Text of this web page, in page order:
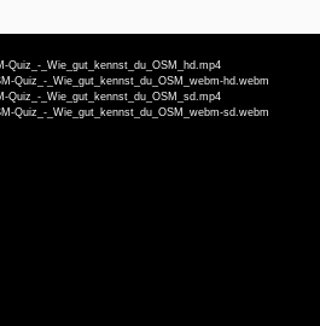
_Wie_gut_kennst_du_OSM_hd.mp4
Quiz_-_Wie_gut_kennst_du_OSM_webm-hd.webm
_Wie_gut_kennst_du_OSM_sd.mp4
Quiz_-_Wie_gut_kennst_du_OSM_webm-sd.webm